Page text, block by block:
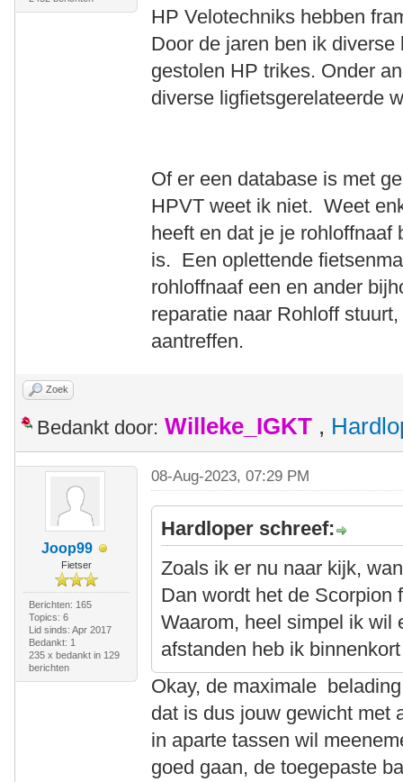
HP Velotechniks hebben
Door de jaren ben ik
gestolen HP trikes. Onder
diverse ligfietsgerelateerde
Of er een database is met
HPVT weet ik niet. Weet
heeft en dat je je rohloffnaaf
is. Een oplettende
rohloffnaaf een en ander
reparatie naar Rohloff
aantreffen.
Zoek
Bedankt door: Willeke_IGKT ,
Joop99
Fietser
Berichten: 165
Topics: 6
Lid sinds: Apr 2017
Bedankt: 1
235 x bedankt in 129
berichten
08-Aug-2023, 07:29 PM
Hardloper schreef:
Zoals ik er nu naar kijk,
Dan wordt het de Scorpion
Waarom, heel simpel ik wil
afstanden heb ik
Okay, de maximale
dat is dus jouw gewicht met
in aparte tassen wil
goed gaan, de toegepaste